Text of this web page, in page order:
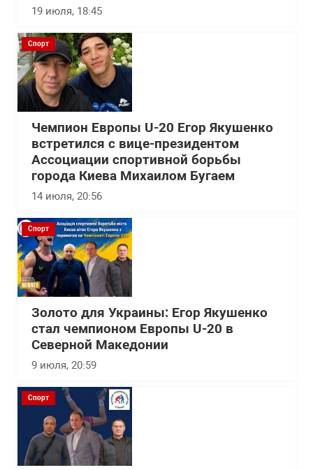
19 июля, 18:45
Спорт
Чемпион Европы U-20 Егор Якушенко
встретился с вице-президентом
Ассоциации спортивной борьбы
города Киева Михаилом Бугаем
14 июля, 20:56
Спорт
Золото для Украины: Егор Якушенко
стал чемпионом Европы U-20 в
Северной Македонии
9 июля, 20:59
Спорт